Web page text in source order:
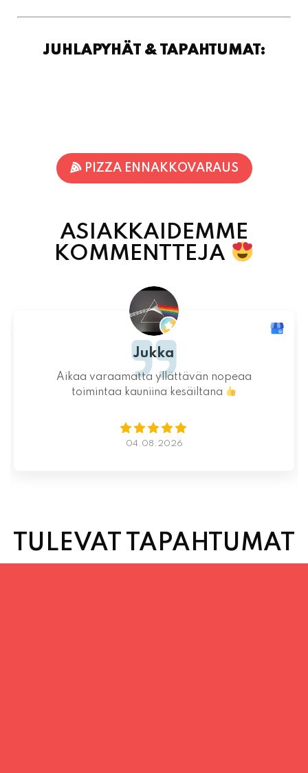
JUHLAPYHÄT & TAPAHTUMAT:
PIZZA ENNAKKOVARAUS
ASIAKKAIDEMME
KOMMENTTEJA
Jukka
Aikaa varaamatta yllättävän nopeaa
toimintaa kauniina kesäiltana
04.08.2026
TULEVAT TAPAHTUMAT